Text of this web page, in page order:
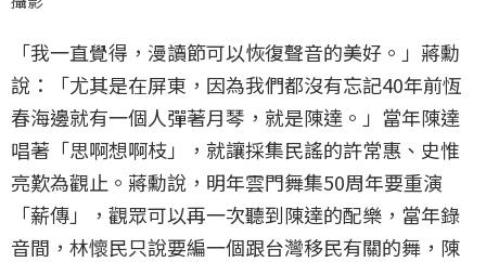
「我一直覺得，漫讀節可以恢復聲音的美好。」蔣勳
說：「尤其是在屏東，因為我們都沒有忘記40年前恆
春海邊就有一個人彈著月琴，就是陳達。」當年陳達
唱著「思啊想啊枝」，就讓採集民謠的許常惠、史惟
亮歎為觀止。蔣勳說，明年雲門舞集50周年要重演
「薪傳」，觀眾可以再一次聽到陳達的配樂，當年錄
音間，林懷民只說要編一個跟台灣移民有關的舞，陳